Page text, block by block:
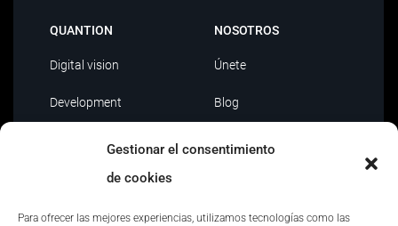
Gestionar el consentimiento
de cookies
Para ofrecer las mejores experiencias, utilizamos tecnologías como las
QUANTION
Digital vision
Development
Outsourcing IT
NOSOTROS
Únete
Blog